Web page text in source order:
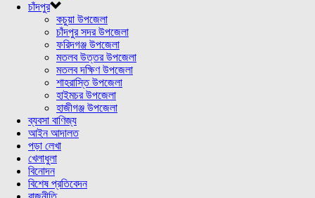
চাঁদপুর
কচুয়া উপজেলা
চাঁদপুর সদর উপজেলা
ফরিদগঞ্জ উপজেলা
মতলব উত্তর উপজেলা
মতলব দক্ষিণ উপজেলা
শাহরাস্তি উপজেলা
হাইমচর উপজেলা
হাজীগঞ্জ উপজেলা
ব্যবসা বাণিজ্য
আইন আদালত
পড়া লেখা
খেলাধুলা
বিনোদন
বিশেষ প্রতিবেদন